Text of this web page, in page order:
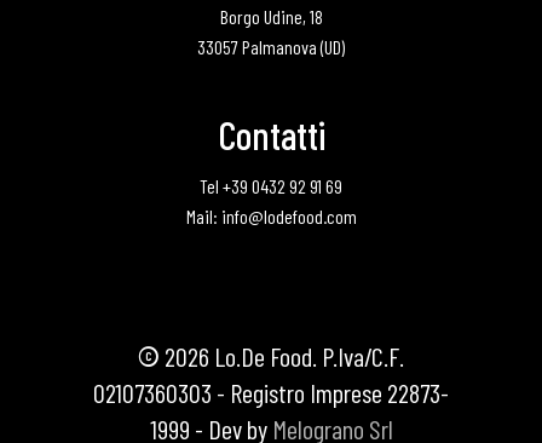
Borgo Udine, 18
33057 Palmanova (UD)
Contatti
Tel +39 0432 92 91 69
Mail: info@lodefood.com
© 2026 Lo.De Food. P.Iva/C.F.
02107360303 - Registro Imprese 22873-
1999 - Dev by Melograno Srl